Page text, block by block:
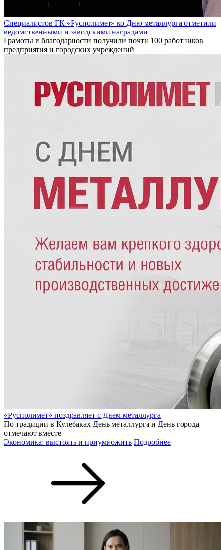
Специалистов ГК «Русполимет» ко Дню металлурга отметили
ведомственными и заводскими наградами
Грамоты и благодарности получили почти 100 работников
предприятия и городских учреждений
«Русполимет» поздравляет с Днем металлурга
По традиции в Кулебаках День металлурга и День города
отмечают вместе
Экономика: выстоять и приумножить Подробнее